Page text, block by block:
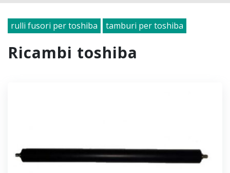
rulli fusori per toshiba tamburi per toshiba
ricambi toshiba